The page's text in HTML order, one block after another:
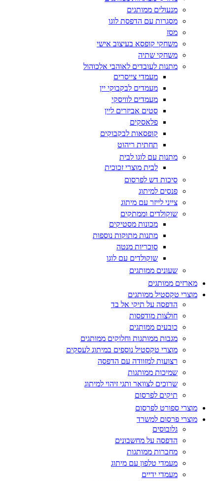
מנעולים ממותגים
מסגרות עם הדפסת לוגו
מסז
משחקי קופסא בעיצוב אישי
משחקי שתיה
מתנות לעובדים לאוהבי אלכוהול
מעמדי צייסרים
מעמדים לבקבוקי יין
מעמדים לוויסקי
סטים אביזרים ליין
פלאסקים
קופסאות לבקבוקים
תחתית ריהוט
מתנות עם לוגו לבית
לבית מוצרי זכוכית
סיכות דש לפרסום
פנסים למיתוג
צייני לייזר עם מיתוג
שוקולדים וממתקים
מכונות מסטיקים
מתנות מתוקות נוספות
סוכריות מנטה
שוקולדים עם לוגו
שעונים ממותגים
מארזים ממותגים
מוצרי טקסטיל ממותגים
הדפסה על תיקי אל בד
חולצות מודפסות
כובעים ממותגים
מגבות ממותגות וחלוקים ממותגים
מוצרי טקסטיל נוספים במיתוג לעסקים
רצועות למזוודה עם הדפסה
שמיכות ממותגות
שרוכים לצוואר ותגי זיהוי למיתוג
תיקים לפרסום
מוצרי ספורט לפרסום
מוצרי פרסום למשרד
גלובוסים
הדפסה על מחשבונים
מחברות ממותגות
מעמדי טלפון עם מיתוג
מעמדי ידיים